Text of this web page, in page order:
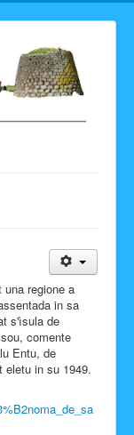
una regione a
in sa
s'ìsula de
comente
Entu, de
eletu in su 1949.